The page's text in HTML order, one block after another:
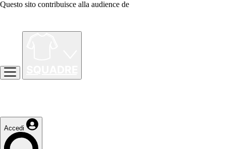
Questo sito contribuisce alla audience de
Accedi